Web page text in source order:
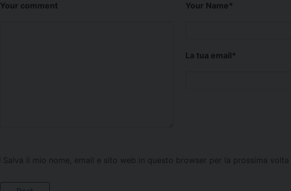
Your comment Your Name*
La tua email*
Salva il mio nome, email e sito web in questo browser per la prossima